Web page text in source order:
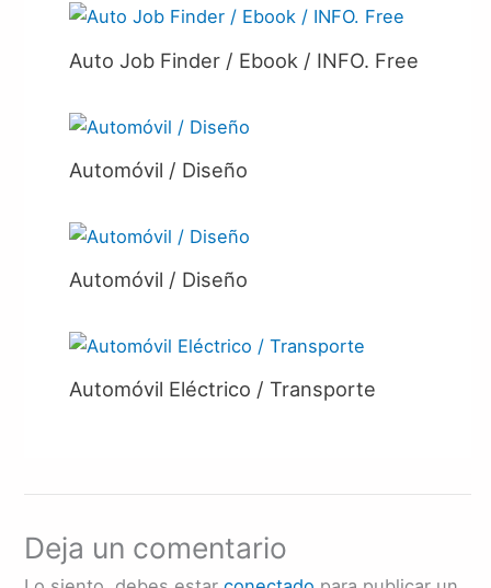
Auto Job Finder / Ebook / INFO. Free
Automóvil / Diseño
Automóvil / Diseño
Automóvil Eléctrico / Transporte
Deja un comentario